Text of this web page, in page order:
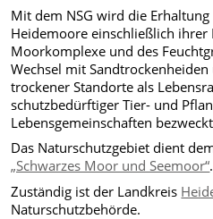
Mit dem NSG wird die
Heidemoore einschließlich
Moorkomplexe und des
Wechsel mit
trockener Standorte als
schutzbedürftiger Tier- und
Lebensgemeinschaften
Das Naturschutzgebiet dient
„Schwarzes Moor und Seemoor“.
Zuständig ist der Landkreis
Naturschutzbehörde.